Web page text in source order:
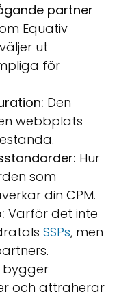
partner
Equativ
ut
för
Den
webbplats
Hur
som
din CPM.
Varför det inte
SSPs, men
bygger
och attraherar